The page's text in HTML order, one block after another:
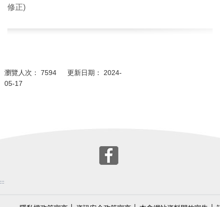
修正)
瀏覽人次： 7594 更新日期： 2024-
05-17
:::